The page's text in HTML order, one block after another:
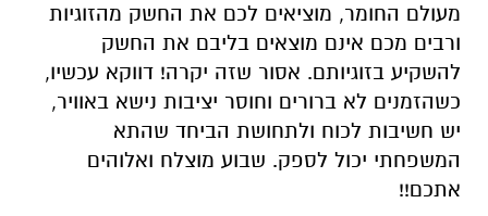
מעולם החומר, מוציאים לכם את החשק מהזוגיות
ורבים מכם אינם מוצאים בליבם את החשק
להשקיע בזוגיותם. אסור שזה יקרה! דווקא עכשיו,
כשהזמנים לא ברורים וחוסר יציבות נישא באוויר,
יש חשיבות לכוח ולתחושת הביחד שהתא
המשפחתי יכול לספק. שבוע מוצלח ואלוהים
אתכם!!